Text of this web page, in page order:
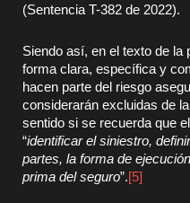
(Sentencia T-382 de 2022).
Siendo así, en el texto de la
forma clara, específica y
hacen parte del riesgo
considerarán excluidas de
sentido si se recuerda que
“identificar el siniestro,
partes, la forma de
prima del seguro”.[5]